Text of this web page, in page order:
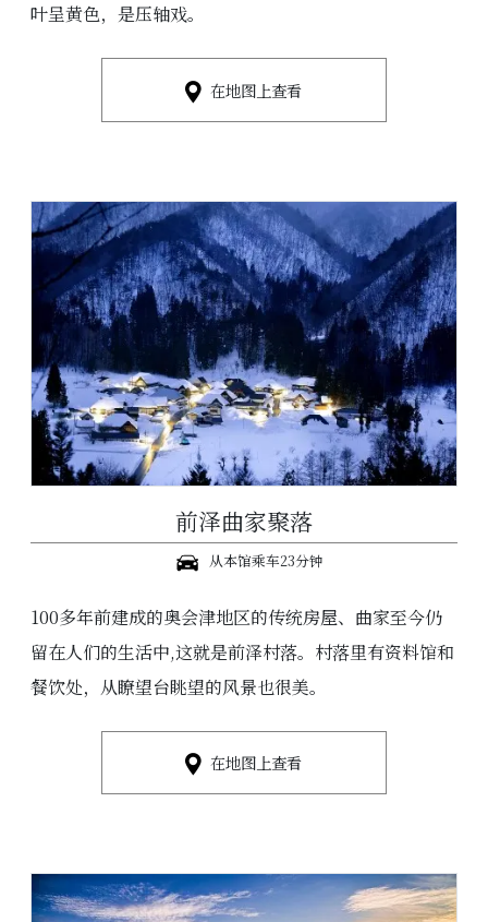
叶呈黄色，是压轴戏。
在地图上查看
前泽曲家聚落
从本馆乘车23分钟
100多年前建成的奥会津地区的传统房屋、曲家至今仍
留在人们的生活中,这就是前泽村落。村落里有资料馆和
餐饮处，从瞭望台眺望的风景也很美。
在地图上查看